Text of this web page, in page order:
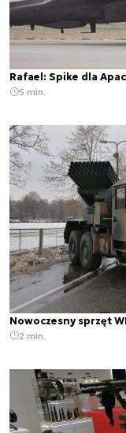
Rafael: Spike dla
5 min.
Nowoczesny sprzęt
2 min.